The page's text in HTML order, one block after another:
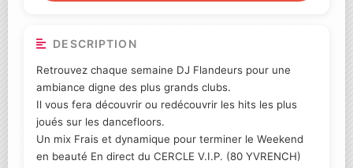
DESCRIPTION
Retrouvez chaque semaine DJ Flandeurs pour une
ambiance digne des plus grands clubs.
Il vous fera découvrir ou redécouvrir les hits les plus
joués sur les dancefloors.
Un mix Frais et dynamique pour terminer le Weekend
en beauté En direct du CERCLE V.I.P. (80 YVRENCH)